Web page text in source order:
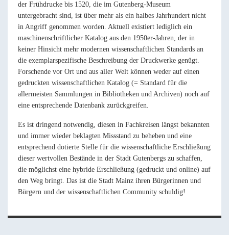
der Frühdrucke bis 1520, die im Gutenberg-Museum
untergebracht sind, ist über mehr als ein halbes Jahrhundert nicht
in Angriff genommen worden. Aktuell existiert lediglich ein
maschinenschriftlicher Katalog aus den 1950er-Jahren, der in
keiner Hinsicht mehr modernen wissenschaftlichen Standards an
die exemplarspezifische Beschreibung der Druckwerke genügt.
Forschende vor Ort und aus aller Welt können weder auf einen
gedruckten wissenschaftlichen Katalog (= Standard für die
allermeisten Sammlungen in Bibliotheken und Archiven) noch auf
eine entsprechende Datenbank zurückgreifen.
Es ist dringend notwendig, diesen in Fachkreisen längst bekannten
und immer wieder beklagten Missstand zu beheben und eine
entsprechend dotierte Stelle für die wissenschaftliche Erschließung
dieser wertvollen Bestände in der Stadt Gutenbergs zu schaffen,
die möglichst eine hybride Erschließung (gedruckt und online) auf
den Weg bringt. Das ist die Stadt Mainz ihren Bürgerinnen und
Bürgern und der wissenschaftlichen Community schuldig!